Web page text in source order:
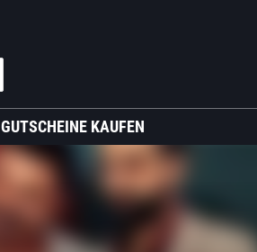
GUTSCHEINE KAUFEN